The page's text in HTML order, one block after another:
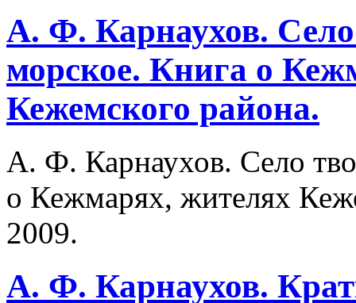
А. Ф. Карнаухов. Село
морское. Книга о
Кежемского района.
А. Ф. Карнаухов. Село
о Кежмарях, жителях
2009.
A. Ф. Карнаухов.